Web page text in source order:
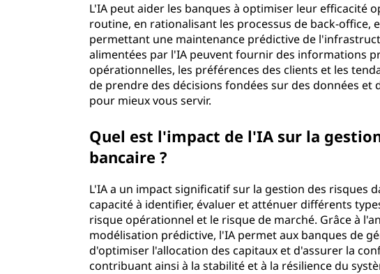
L'IA peut aider les banques à optimiser leur efficacité
routine, en rationalisant les processus de back-office,
permettant une maintenance prédictive de
alimentées par l'IA peuvent fournir des informations
opérationnelles, les préférences des clients et les
de prendre des décisions fondées sur des données
pour mieux vous servir.
Quel est l'impact de l'IA sur la
bancaire ?
L'IA a un impact significatif sur la gestion des risques
capacité à identifier, évaluer et atténuer différents
risque opérationnel et le risque de marché. Grâce à
modélisation prédictive, l'IA permet aux banques de
d'optimiser l'allocation des capitaux et d'assurer la
contribuant ainsi à la stabilité et à la résilience du